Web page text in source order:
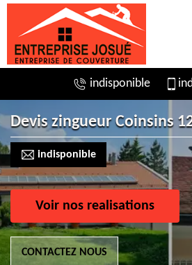
indisponible
Devis zingueur Coinsins
indisponible
Voir nos realisations
CONTACTEZ NOUS